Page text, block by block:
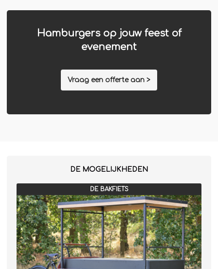
Hamburgers op jouw feest of
evenement
Vraag een offerte aan >
DE MOGELIJKHEDEN
DE BAKFIETS